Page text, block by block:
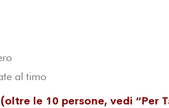
al timo
le 10 persone, vedi “Per